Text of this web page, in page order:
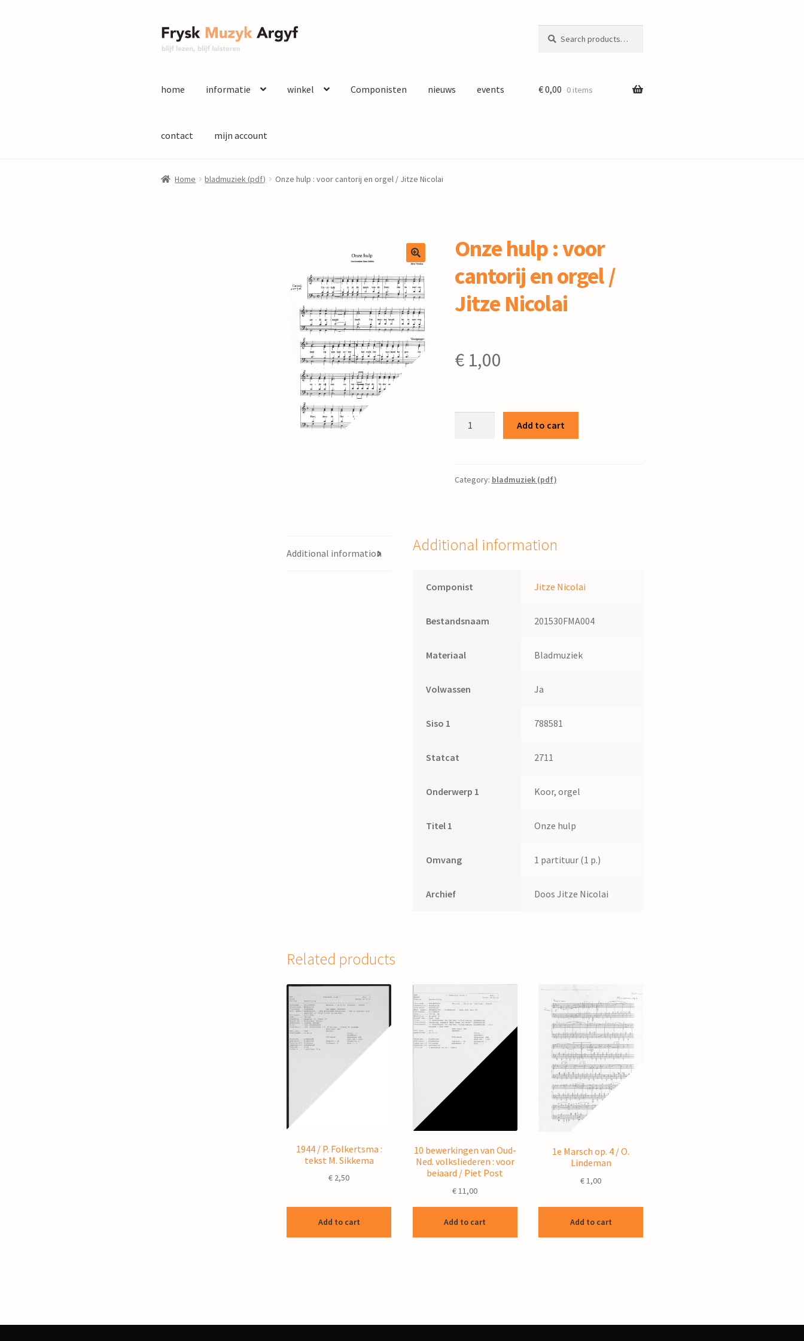
Ga
door
Ga
naar
for:
home informatie winkel Componisten nieuws events
contact mijn account
€0,00 0 items
Home bladmuziek (pdf) Onze hulp : voor cantorij en orgel / Jitze Nicolai
Onze hulp : voor
cantorij en orgel /
Jitze Nicolai
€1,00
cantorij
Nicolai
Add to cart
Category: bladmuziek (pdf)
Additional information Additional information
Componist Jitze Nicolai
Bestandsnaam 201530FMA004
Materiaal Bladmuziek
Volwassen Ja
Siso 1 788581
Statcat 2711
Onderwerp 1 Koor, orgel
Titel 1 Onze hulp
Omvang 1 partituur (1 p.)
Archief Doos Jitze Nicolai
Related products
1944 / P. Folkertsma :
tekst M. Sikkema
€ 2,50
Add to cart
10 bewerkingen van Oud-
Ned. volksliederen : voor
beiaard / Piet Post
€ 11,00
Add to cart
1e Marsch op. 4 / O.
Lindeman
€1,00
Add to cart